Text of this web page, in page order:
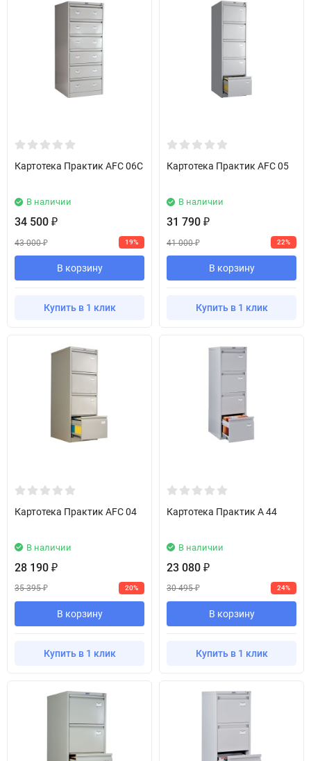
Картотека Практик AFC 06С
В наличии
34 500 ₽
43 000₽ 19%
В корзину
Купить в 1 клик
Картотека Практик AFC 05
В наличии
31 790 ₽
41 000₽ 22%
В корзину
Купить в 1 клик
Картотека Практик AFC 04
В наличии
28 190 ₽
35 395₽ 20%
В корзину
Купить в 1 клик
Картотека Практик A 44
В наличии
23 080 ₽
30 495₽ 24%
В корзину
Купить в 1 клик